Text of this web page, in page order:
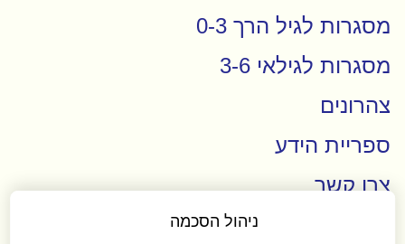
מסגרות לגיל הרך 0-3
מסגרות לגילאי 3-6
צהרונים
ספריית הידע
צרו קשר
ניהול הסכמה